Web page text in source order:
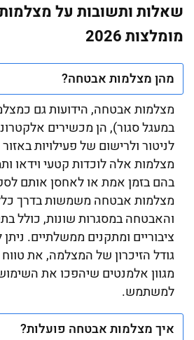
שאלות ותשובות על מצלמות
מומלצות 2026
מהן מצלמות אבטחה?
במעגל סגור), הן מכשירים
לניטור ולרישום של פעילויות
מצלמות אלה לוכדות קטעי וידאו
בהם בזמן אמת או לאחסן אותם
מצלמות אבטחה משמשות בדרך
והאבטחה במסגרות שונות, כולל
ציבוריים ומתקנים ממשלתיים.
גודל הזיכרון של המצלמה, את
מגוון אלמנטים שיהפכו את
למשתמש.
איך מצלמות אבטחה פועלות?